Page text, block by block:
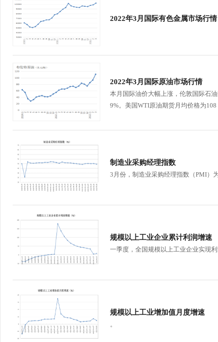
2022年3月国际有色金属市场行情
2022年3月国际原油市场行情
本月国际油价大幅上涨，伦敦国际石
9%。美国WTI原油期货月均价格为
制造业采购经理指数
3月份，制造业采购经理指数（PMI）
规模以上工业企业累计利润增速
一季度，全国规模以上工业企业实现
规模以上工业增加值月度增速
。